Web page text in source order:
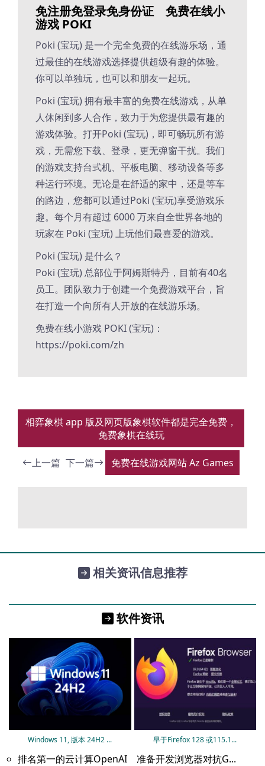
免注册免登录免身份证 免费在线小
游戏 POKI
Poki (宝玩) 是一个完全免费的在线游乐场，通
过最佳的在线游戏选择提供超级有趣的体验。
你可以单独玩，也可以和朋友一起玩。
Poki (宝玩) 拥有最丰富的免费在线游戏，从单
人休闲到多人合作，致力于为您提供最有趣的
游戏体验。打开Poki (宝玩)，即可畅玩所有游
戏，无需您下载、登录，更无弹窗干扰。我们
的游戏支持台式机、平板电脑、移动设备等多
种运行环境。无论是在舒适的家中，还是等车
的路边，您都可以通过Poki (宝玩)享受游戏乐
趣。每个月有超过 6000 万来自全世界各地的
玩家在 Poki (宝玩) 上玩他们最喜爱的游戏。
Poki (宝玩) 是什么？
Poki (宝玩) 总部位于阿姆斯特丹，目前有40名
员工。团队致力于创建一个免费游戏平台，旨
在打造一个向所有人开放的在线游乐场。
免费在线小游戏 POKI (宝玩)：
https://poki.com/zh
相弈象棋 app 版及网页版象棋软件都是完全免费，
免费象棋在线玩
上一篇 下一篇 免费在线游戏网站 Az Games
相关资讯信息推荐
软件资讯
Windows 11, 版本 24H2 ... 早于Firefox 128 或115.1...
排名第一的云计算OpenAI 准备开发浏览器对抗G...